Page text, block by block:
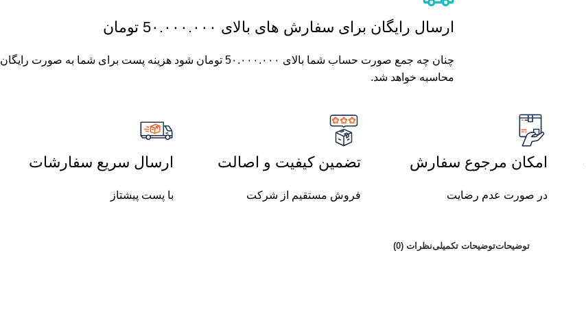
ارسال رایگان برای سفارش های بالای 5٠.٠٠٠.٠٠٠ تومان
چنان چه جمع صورت حساب شما بالای 5٠.٠٠٠.٠٠٠ تومان شود هزینه پست برای شما به صورت رایگان
محاسبه خواهد شد.
امکان مرجوع سفارش
در صورت عدم رضایت
تضمین کیفیت و اصالت
فروش مستقیم از شرکت
ارسال سریع سفارشات
با پست پیشتاز
توضیحاتتوضیحات تکمیلینظرات (0)